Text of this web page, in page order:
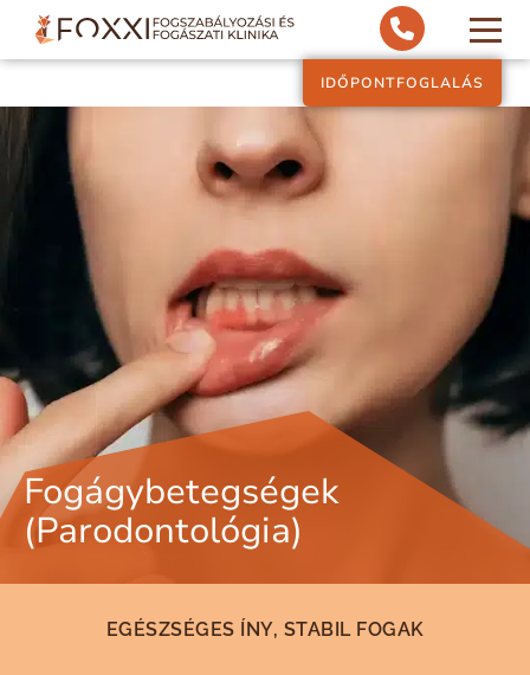
IDŐPONTFOGLALÁS
Fogágybetegségek
(Parodontológia)
EGÉSZSÉGES ÍNY, STABIL FOGAK